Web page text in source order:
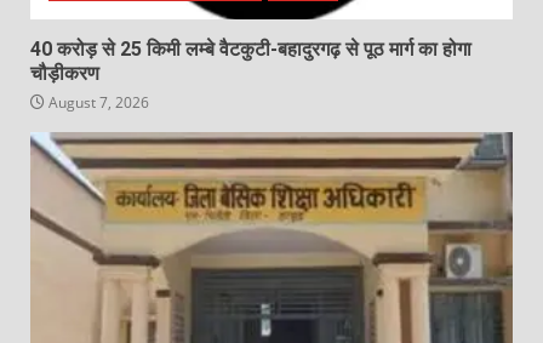
40 करोड़ से 25 किमी लम्बे वैटकुटी-बहादुरगढ़ से पूठ मार्ग का होगा
चौड़ीकरण
August 7, 2026